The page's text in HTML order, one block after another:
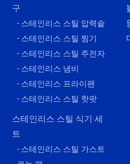
구
- 스테인리스 스틸 압력솥
- 스테인리스 스틸 찜기
- 스테인리스 스틸 주전자
- 스테인리스 냄비
- 스테인리스 프라이팬
- 스테인리스 스틸 핫팟
스테인리스 스틸 식기 세
트
- 스테인리스 스틸 가스트